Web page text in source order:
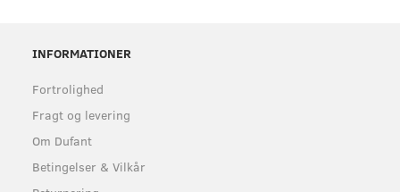
INFORMATIONER
Fortrolighed
Fragt og levering
Om Dufant
Betingelser & Vilkår